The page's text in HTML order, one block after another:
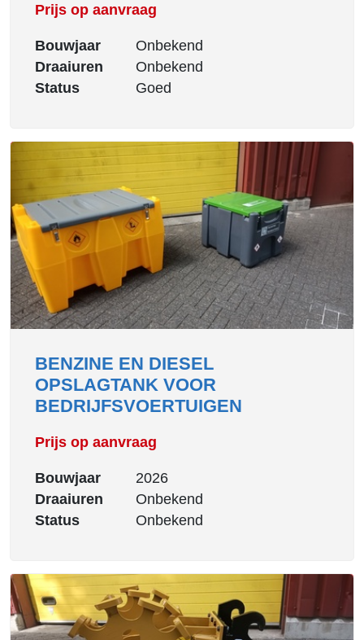
Prijs op aanvraag
Bouwjaar
Onbekend
Draaiuren
Onbekend
Status
Goed
BENZINE EN DIESEL
OPSLAGTANK VOOR
BEDRIJFSVOERTUIGEN
Prijs op aanvraag
Bouwjaar
2026
Draaiuren
Onbekend
Status
Onbekend